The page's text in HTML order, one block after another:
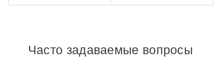
Часто задаваемые вопросы